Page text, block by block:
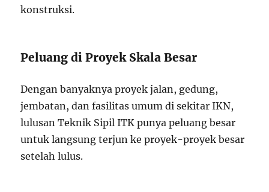
konstruksi.
Peluang di Proyek Skala Besar
Dengan banyaknya proyek jalan, gedung,
jembatan, dan fasilitas umum di sekitar IKN,
lulusan Teknik Sipil ITK punya peluang besar
untuk langsung terjun ke proyek-proyek besar
setelah lulus.